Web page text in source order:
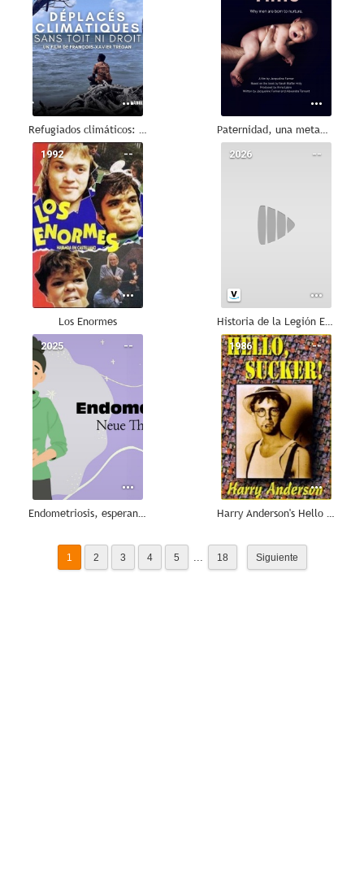
Refugiados climáticos: un desafío global Paternidad, una metamorfosis descifrada
--
1992
Los Enormes
--
2026
Historia de la Legión Española
--
2025
Endometriosis, esperanza en nuevas terapias
--
1986
Harry Anderson's Hello Sucker
1 2 3 4 5 ... 18 Siguiente